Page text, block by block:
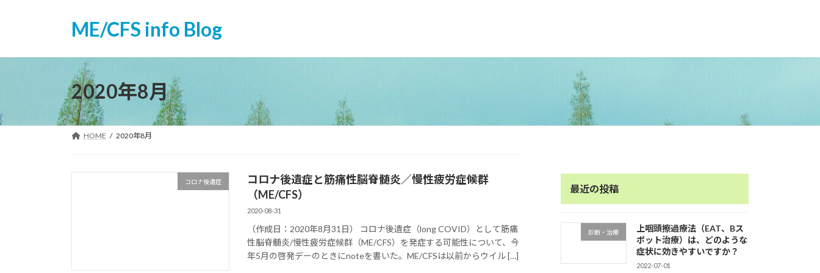
ッ
移
ME/CFS info Blog
2020年8月
HOME 2020年8月
コロナ後遺症
コロナ後遺症と筋痛性脳脊髄炎／慢性疲労症候群
（ME/CFS）
2020-08-31
（作成日：2020年8月31日） コロナ後遺症（long COVID）として筋痛
性脳脊髄炎/慢性疲労症候群（ME/CFS）を発症する可能性について、今
年5月の啓発デーのときにnoteを書いた。ME/CFSは以前からウイル […]
最近の投稿
診断・治療
上咽頭擦過療法（EAT、Bス
ポット治療）は、どのような
症状に効きやすいですか？
2022-07-01